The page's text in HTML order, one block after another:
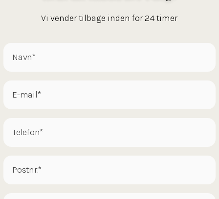
Vi vender tilbage inden for 24 timer